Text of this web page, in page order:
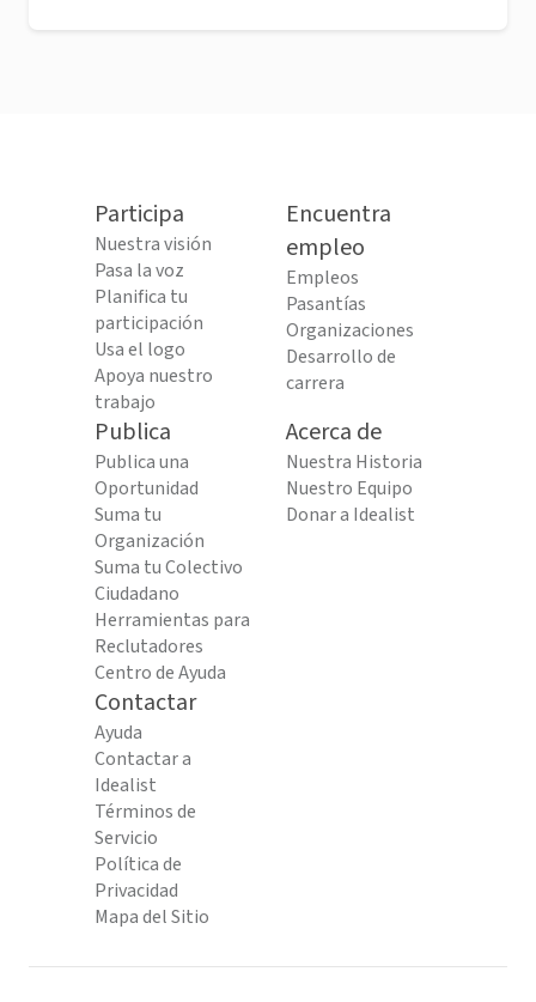
Participa
Nuestra visión
Pasa la voz
Planifica tu
participación
Usa el logo
Apoya nuestro
trabajo
Encuentra
empleo
Empleos
Pasantías
Organizaciones
Desarrollo de
carrera
Publica
Publica una
Oportunidad
Suma tu
Organización
Suma tu Colectivo
Ciudadano
Herramientas para
Reclutadores
Centro de Ayuda
Acerca de
Nuestra Historia
Nuestro Equipo
Donar a Idealist
Contactar
Ayuda
Contactar a
Idealist
Términos de
Servicio
Política de
Privacidad
Mapa del Sitio